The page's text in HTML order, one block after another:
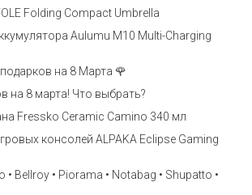
Folding Compact Umbrella
Aulumu M10 Multi-Charging
на 8 Марта 🌹
на 8 марта! Что выбрать?
Fressko Ceramic Camino 340 мл
консолей ALPAKA Eclipse Gaming
• Bellroy • Piorama • Notabag • Shupatto •